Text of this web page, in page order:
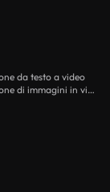
da testo a video
Flussi di lavoro di intelligenza artificiale per la conversione di immagini in video